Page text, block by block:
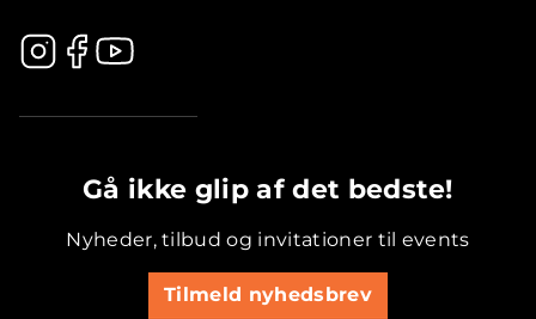
Gå ikke glip af det bedste!
Nyheder, tilbud og invitationer til events
Tilmeld nyhedsbrev